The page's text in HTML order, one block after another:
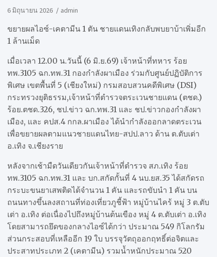
6 มิถุนายน 2026 admin
ขยายผลไอซ์-เคตามีน 1 ตัน ชายแดนเทิงกลับพบยาบ้าเพิ่มอีก
1 ล้านเม็ด
เมื่อเวลา 12.00 น.วันนี้ (6 มิ.ย.69) เจ้าหน้าที่ทหาร ร้อย
ทพ.3105 ฉก.ทพ.31 กองกำลังผาเมือง ร่วมกับศูนย์ปฏิบัติการ
พิเศษ เขตพื้นที่ 5 (เชียงใหม่) กรมสอบสวนคดีพิเศษ (DSI)
กระทรวงยุติธรรม,เจ้าหน้าที่ตำรวจตระเวนชายแดน (ตชด.)
ร้อย.ตชด.326, ชป.ข่าว ฉก.ทพ.31 และ ชป.ข่าวกองกำลังผา
เมือง, และ คปส.4 กกล.ผาเมือง ได้นำกำลังออกลาดตระเวน
เพื่อขยายผลตามแนวชายแดนไทย-สปป.ลาว ด้าน ต.ตับเต่า
อ.เทิง จ.เชียงราย
หลังจากเช้ามืดวันเดียวกันเจ้าหน้าที่ตำรวจ สภ.เทิง ร้อย
ทพ.3105 ฉก.ทพ.31 และ บก.สกัดกั้นที่ 4 นบ.ยส.35 ได้สกัดรถ
กระบะขนยาเสพติดได้จำนวน 1 คัน และรถขับนำ 1 คัน บน
ถนนทางขึ้นลงสถานที่ท่องเที่ยวภูชี้ฟ้า หมู่บ้านไคร้ หมู่ 3 ต.ตับ
เต่า อ.เทิง ต่อเนื่องไปถึงหมู่บ้านต้นเขือง หมู่ 4 ต.ตับเต่า อ.เทิง
โดยสามารถยึดของกลางไอซ์ได้กว่า ประมาณ 549 กิโลกรัม
ส่วนกระสอบที่เหลืออีก 19 ใบ บรรจุวัตถุออกฤทธิ์ต่อจิตและ
ประสาทประเภท 2 (เคตามีน) รวมน้ำหนักประมาณ 520